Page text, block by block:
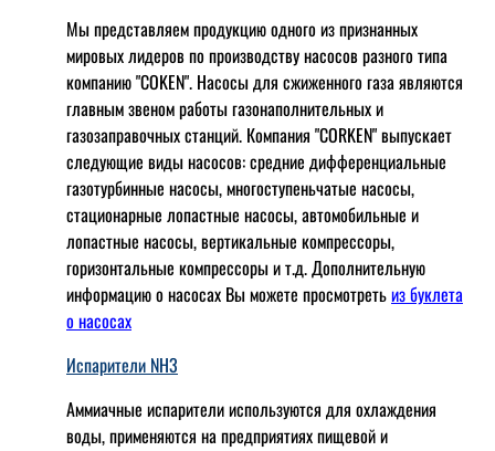
Мы представляем продукцию одного из признанных
мировых лидеров по производству насосов разного типа
компанию "COKEN". Насосы для сжиженного газа являются
главным звеном работы газонаполнительных и
газозаправочных станций. Компания "CORKEN" выпускает
следующие виды насосов: cредние дифференциальные
газотурбинные насосы, многоступеньчатые насосы,
стационарные лопастные насосы, автомобильные и
лопaстные насосы, вертикальные компрессоры,
горизонтальные компрессоры и т.д. Дополнительную
информацию о насосах Вы можете просмотретьиз буклета
о насосах
Испарители NH3
Аммиачные испарители используются для охлаждения
воды, применяются на предприятиях пищевой и